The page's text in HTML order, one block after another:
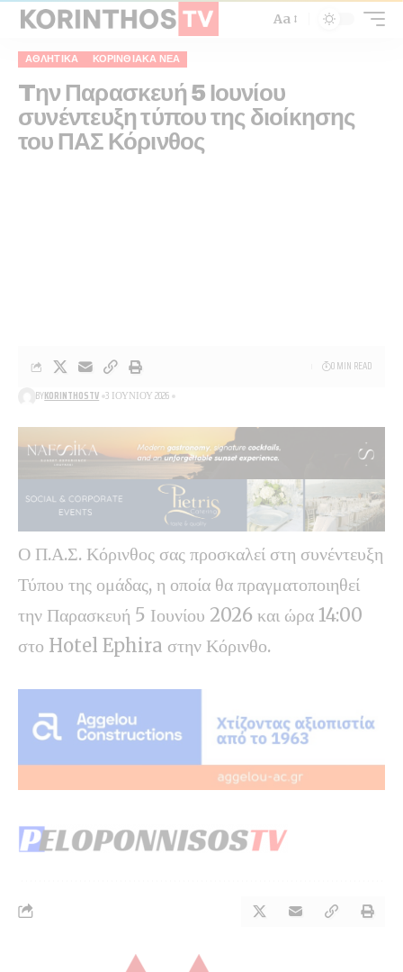
Aa
ΑΘΛΗΤΙΚΑ ΚΟΡΙΝΘΙΑΚΆ ΝΈΑ
Tην Παρασκευή 5 Ιουνίου
συνέντευξη τύπου της διοίκησης
του ΠΑΣ Κόρινθος
BYKORINTHOSTV 3 ΙΟΥΝΊΟΥ 2026
0 MIN READ
Ο Π.Α.Σ. Κόρινθος σας προσκαλεί στη συνέντευξη
Τύπου της ομάδας, η οποία θα πραγματοποιηθεί
την Παρασκευή 5 Ιουνίου 2026 και ώρα 14:00
στο Hotel Ephira στην Κόρινθο.